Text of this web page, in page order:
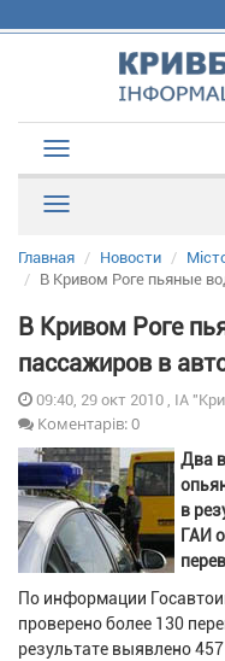
Главная Новости
В Кривом Роге пьяные
В Кривом Роге
пассажиров в
09:40, 29 окт 2010 , ІА
Коментарів: 0
Два
в
ГАИ
По информации
проверено более 130
результате выявлено